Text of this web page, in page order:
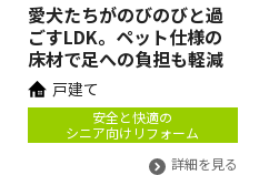
愛犬たちがのびのびと過
ごすLDK。ペット仕様の
床材で足への負担も軽減
戸建て
安全と快適の
シニア向けリフォーム
詳細を見る